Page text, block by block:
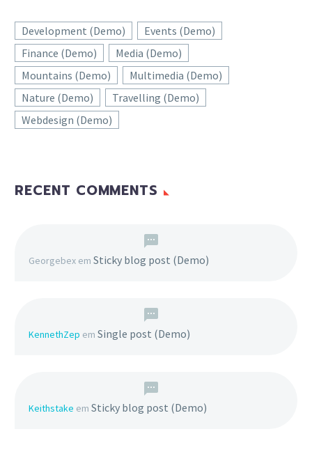
Development (Demo)
Events (Demo)
Finance (Demo)
Media (Demo)
Mountains (Demo)
Multimedia (Demo)
Nature (Demo)
Travelling (Demo)
Webdesign (Demo)
RECENT COMMENTS
Georgebex em Sticky blog post (Demo)
KennethZep em Single post (Demo)
Keithstake em Sticky blog post (Demo)